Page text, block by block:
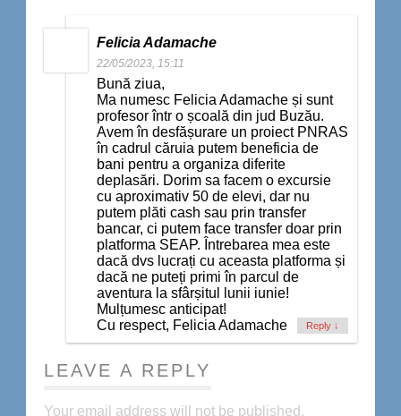
Felicia Adamache
22/05/2023, 15:11
Bună ziua,
Ma numesc Felicia Adamache și sunt
profesor într o școală din jud Buzău.
Avem în desfășurare un proiect PNRAS
în cadrul căruia putem beneficia de
bani pentru a organiza diferite
deplasări. Dorim sa facem o excursie
cu aproximativ 50 de elevi, dar nu
putem plăti cash sau prin transfer
bancar, ci putem face transfer doar prin
platforma SEAP. Întrebarea mea este
dacă dvs lucrați cu aceasta platforma și
dacă ne puteți primi în parcul de
aventura la sfârșitul lunii iunie!
Mulțumesc anticipat!
Cu respect, Felicia Adamache
Reply ↓
LEAVE A REPLY
Your email address will not be published.